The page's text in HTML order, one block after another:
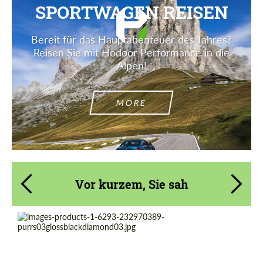
SPORTWAGEN REISEN
Bereit für das Hauptabenteuer des Jahres?
Reisen Sie mit Hodoor Performance in die
Alpen!
MORE
Vor kurzem, Sie sah